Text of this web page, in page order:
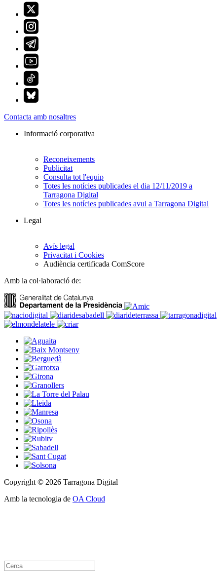
Contacta amb nosaltres
Informació corporativa
Reconeixements
Publicitat
Consulta tot l'equip
Totes les notícies publicades el dia 12/11/2019 a
Tarragona Digital
Totes les notícies publicades avui a Tarragona Digital
Legal
Avís legal
Privacitat i Cookies
Audiència certificada ComScore
Amb la col·laboració de:
Copyright © 2026 Tarragona Digital
Amb la tecnologia de OA Cloud